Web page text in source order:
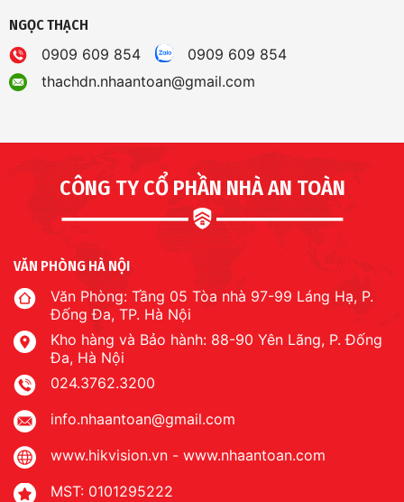
NGỌC THẠCH
0909 609 854
0909 609 854
thachdn.nhaantoan@gmail.com
CÔNG TY CỔ PHẦN NHÀ AN TOÀN
VĂN PHÒNG HÀ NỘI
Văn Phòng: Tầng 05 Tòa nhà 97-99 Láng Hạ, P.
Đống Đa, TP. Hà Nội
Kho hàng và Bảo hành: 88-90 Yên Lãng, P. Đống
Đa, Hà Nội
024.3762.3200
info.nhaantoan@gmail.com
www.hikvision.vn - www.nhaantoan.com
MST: 0101295222